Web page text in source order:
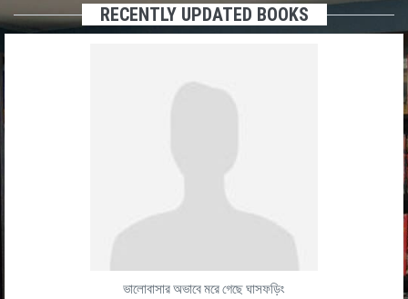
RECENTLY UPDATED BOOKS
ভালোবাসার অভাবে মরে গেছে ঘাসফড়িং